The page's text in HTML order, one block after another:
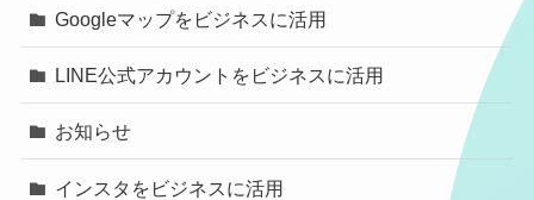
Googleマップをビジネスに活用
LINE公式アカウントをビジネスに活用
お知らせ
インスタをビジネスに活用